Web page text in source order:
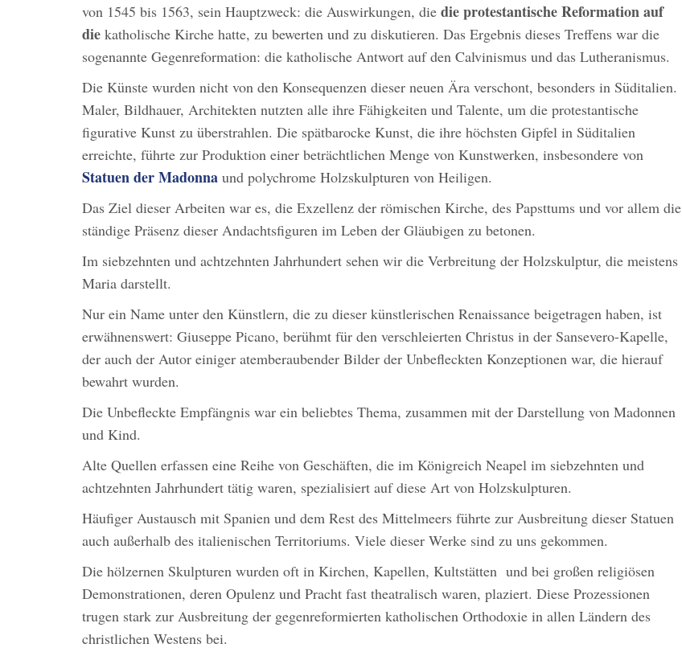
von 1545 bis 1563, sein Hauptzweck: die Auswirkungen, die die protestantische Reformation auf
die katholische Kirche hatte, zu bewerten und zu diskutieren. Das Ergebnis dieses Treffens war die
sogenannte Gegenreformation: die katholische Antwort auf den Calvinismus und das Lutheranismus.
Die Künste wurden nicht von den Konsequenzen dieser neuen Ära verschont, besonders in Süditalien.
Maler, Bildhauer, Architekten nutzten alle ihre Fähigkeiten und Talente, um die protestantische
figurative Kunst zu überstrahlen. Die spätbarocke Kunst, die ihre höchsten Gipfel in Süditalien
erreichte, führte zur Produktion einer beträchtlichen Menge von Kunstwerken, insbesondere von
Statuen der Madonna und polychrome Holzskulpturen von Heiligen.
Das Ziel dieser Arbeiten war es, die Exzellenz der römischen Kirche, des Papsttums und vor allem die
ständige Präsenz dieser Andachtsfiguren im Leben der Gläubigen zu betonen.
Im siebzehnten und achtzehnten Jahrhundert sehen wir die Verbreitung der Holzskulptur, die meistens
Maria darstellt.
Nur ein Name unter den Künstlern, die zu dieser künstlerischen Renaissance beigetragen haben, ist
erwähnenswert: Giuseppe Picano, berühmt für den verschleierten Christus in der Sansevero-Kapelle,
der auch der Autor einiger atemberaubender Bilder der Unbefleckten Konzeptionen war, die hierauf
bewahrt wurden.
Die Unbefleckte Empfängnis war ein beliebtes Thema, zusammen mit der Darstellung von Madonnen
und Kind.
Alte Quellen erfassen eine Reihe von Geschäften, die im Königreich Neapel im siebzehnten und
achtzehnten Jahrhundert tätig waren, spezialisiert auf diese Art von Holzskulpturen.
Häufiger Austausch mit Spanien und dem Rest des Mittelmeers führte zur Ausbreitung dieser Statuen
auch außerhalb des italienischen Territoriums. Viele dieser Werke sind zu uns gekommen.
Die hölzernen Skulpturen wurden oft in Kirchen, Kapellen, Kultstätten und bei großen religiösen
Demonstrationen, deren Opulenz und Pracht fast theatralisch waren, plaziert. Diese Prozessionen
trugen stark zur Ausbreitung der gegenreformierten katholischen Orthodoxie in allen Ländern des
christlichen Westens bei.